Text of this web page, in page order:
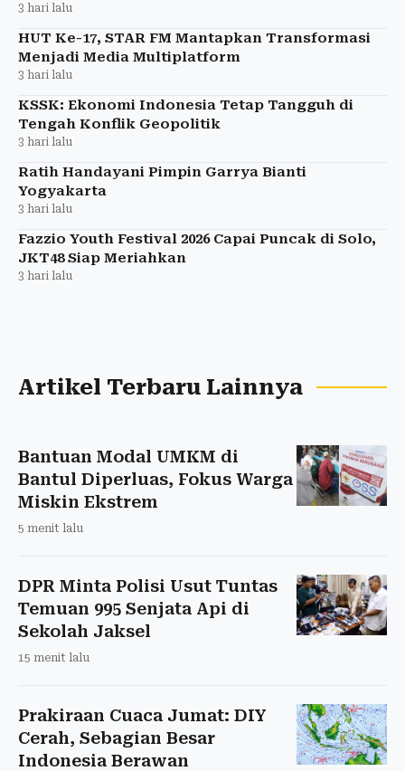
3 hari lalu
HUT Ke-17, STAR FM Mantapkan Transformasi
Menjadi Media Multiplatform
3 hari lalu
KSSK: Ekonomi Indonesia Tetap Tangguh di
Tengah Konflik Geopolitik
3 hari lalu
Ratih Handayani Pimpin Garrya Bianti
Yogyakarta
3 hari lalu
Fazzio Youth Festival 2026 Capai Puncak di Solo,
JKT48 Siap Meriahkan
3 hari lalu
Artikel Terbaru Lainnya
Bantuan Modal UMKM di
Bantul Diperluas, Fokus Warga
Miskin Ekstrem
5 menit lalu
DPR Minta Polisi Usut Tuntas
Temuan 995 Senjata Api di
Sekolah Jaksel
15 menit lalu
Prakiraan Cuaca Jumat: DIY
Cerah, Sebagian Besar
Indonesia Berawan